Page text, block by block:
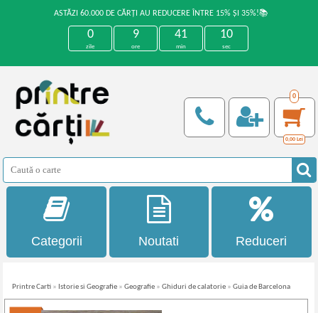
ASTĂZI 60.000 DE CĂRȚI AU REDUCERE ÎNTRE 15% ȘI 35%!📚
0
zile
9
ore
41
min
10
sec
0
0,00 Lei
Categorii Noutati Reduceri
Printre Carti » Istorie si Geografie »Geografie »Ghiduri de calatorie »Guia de Barcelona